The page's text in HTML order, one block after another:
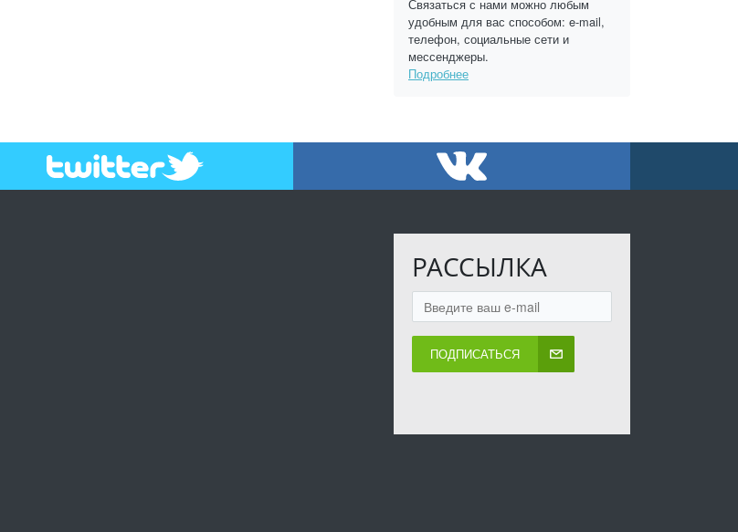
Связаться с нами можно любым
удобным для вас способом: e-mail,
телефон, социальные сети и
мессенджеры.
Подробнее
РАССЫЛКА
ПОДПИСАТЬСЯ